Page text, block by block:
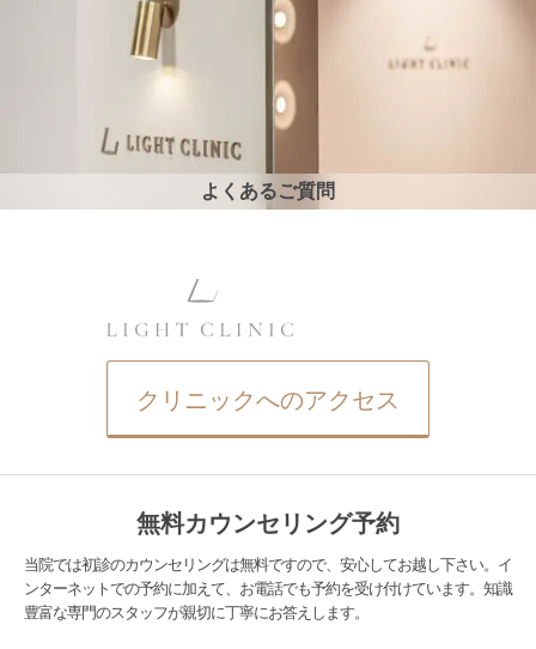
よくあるご質問
クリニックへのアクセス
無料カウンセリング予約
当院では初診のカウンセリングは無料ですので、安心してお越し下さい。イ
ンターネットでの予約に加えて、お電話でも予約を受け付けています。知識
豊富な専門のスタッフが親切に丁寧にお答えします。